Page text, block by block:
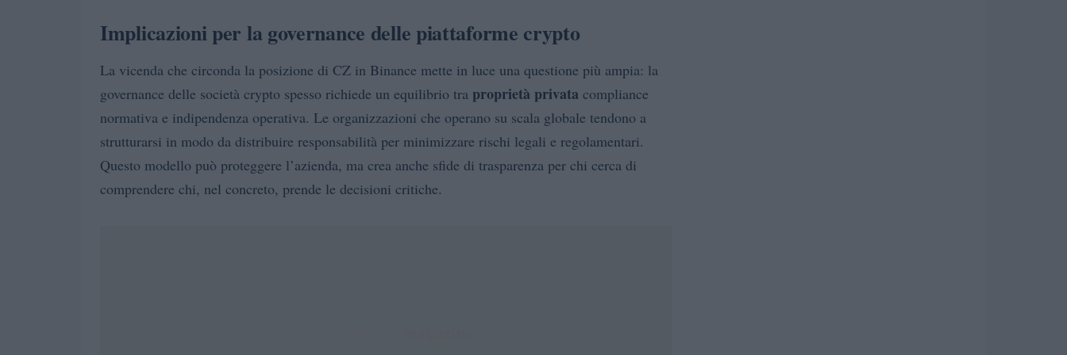
Implicazioni per la governance delle piattaforme crypto
La vicenda che circonda la posizione di CZ in Binance mette in luce una questione più ampia: la
governance delle società crypto spesso richiede un equilibrio tra proprietà privata compliance
normativa e indipendenza operativa. Le organizzazioni che operano su scala globale tendono a
strutturarsi in modo da distribuire responsabilità per minimizzare rischi legali e regolamentari.
Questo modello può proteggere l’azienda, ma crea anche sfide di trasparenza per chi cerca di
comprendere chi, nel concreto, prende le decisioni critiche.